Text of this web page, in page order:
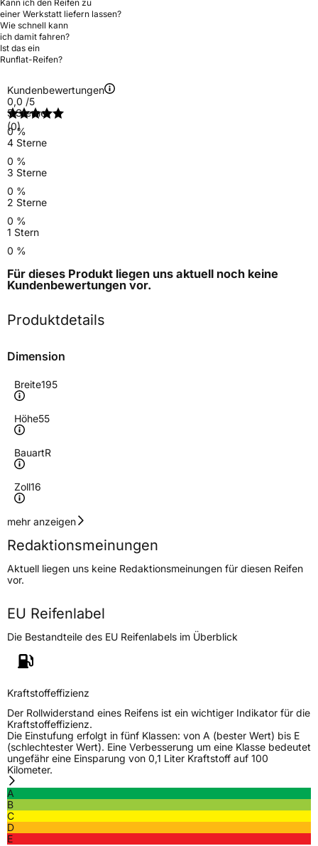
Kann ich den Reifen zu
einer Werkstatt liefern lassen?
Wie schnell kann
ich damit fahren?
Ist das ein
Runflat-Reifen?
Kundenbewertungen
0,0 /5
(0)
5 Sterne
0 %
4 Sterne
0 %
3 Sterne
0 %
2 Sterne
0 %
1 Stern
0 %
Für dieses Produkt liegen uns aktuell noch keine
Kundenbewertungen vor.
Produktdetails
Dimension
Breite195
Höhe55
BauartR
Zoll16
Geschwindigkeitsindex
Höchstgeschwindigkeit
210 km/h
Lastindex87
Höchstlast545 kg
Generelle Merkmale
Fahrzeugtyp
VerwendungGanzjahresreifen
ModellnameComfortmax A4 4S
FahrzeugartPKW & SUV
Weitere Eigenschaften
SchlauchtypTL
ZustandNeureifen
mehr anzeigen
Redaktionsmeinungen
Aktuell liegen uns keine Redaktionsmeinungen für diesen Reifen
vor.
EU Reifenlabel
Die Bestandteile des EU Reifenlabels im Überblick
Kraftstoffeffizienz
Der Rollwiderstand eines Reifens ist ein wichtiger Indikator für die
Kraftstoffeffizienz.
Die Einstufung erfolgt in fünf Klassen: von A (bester Wert) bis E
(schlechtester Wert). Eine Verbesserung um eine Klasse bedeutet
ungefähr eine Einsparung von 0,1 Liter Kraftstoff auf 100
Kilometer.
A
B
C
D
E